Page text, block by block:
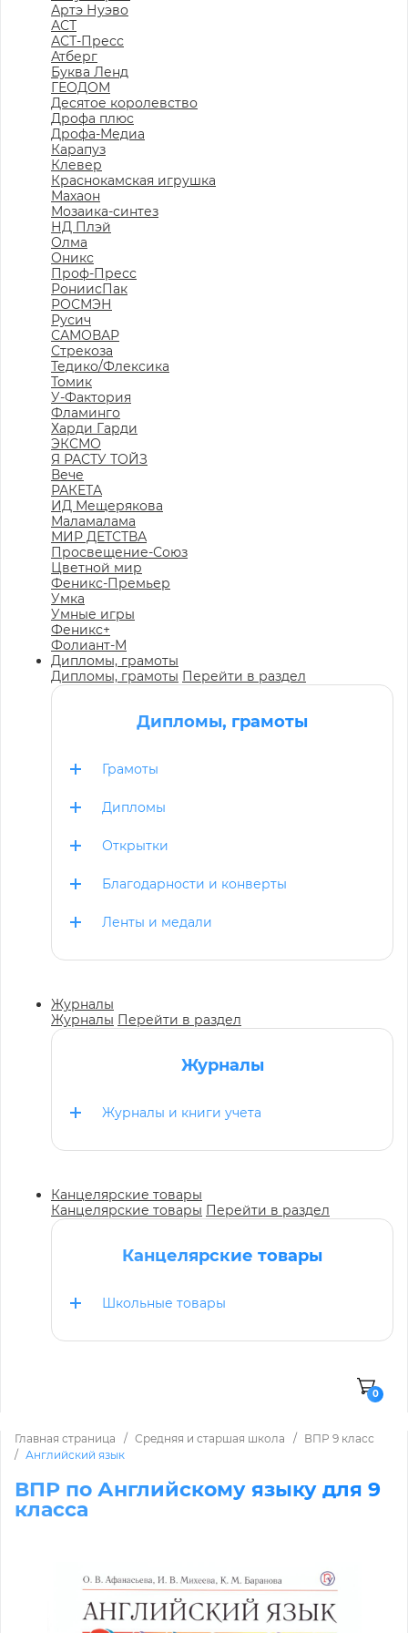
Артэ Нуэво
АСТ
АСТ-Пресс
Атберг
Буква Ленд
ГЕОДОМ
Десятое королевство
Дрофа плюс
Дрофа-Медиа
Карапуз
Клевер
Краснокамская игрушка
Махаон
Мозаика-синтез
НД Плэй
Олма
Оникс
Проф-Пресс
РониисПак
РОСМЭН
Русич
САМОВАР
Стрекоза
Тедико/Флексика
Томик
У-Фактория
Фламинго
Харди Гарди
ЭКСМО
Я РАСТУ ТОЙЗ
Вече
РАКЕТА
ИД Мещерякова
Маламалама
МИР ДЕТСТВА
Просвещение-Союз
Цветной мир
Феникс-Премьер
Умка
Умные игры
Феникс+
Фолиант-М
Дипломы, грамоты
Дипломы, грамоты Перейти в раздел
Дипломы, грамоты
Грамоты
Дипломы
Открытки
Благодарности и конверты
Ленты и медали
Журналы
Журналы Перейти в раздел
Журналы
Журналы и книги учета
Канцелярские товары
Канцелярские товары Перейти в раздел
Канцелярские товары
Школьные товары
0
Главная страница Средняя и старшая школа
ВПР 9 класс
Английский язык
ВПР по Английскому языку для 9
класса